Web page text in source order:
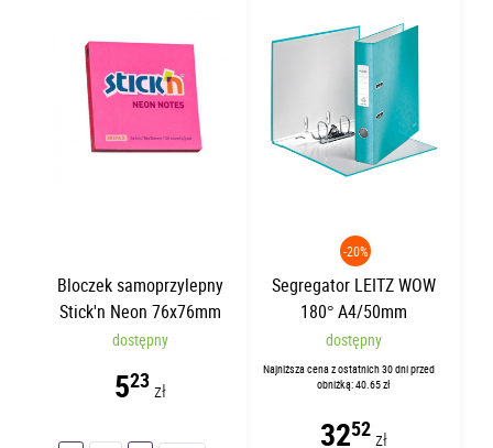
Bloczek samoprzylepny
Stick'n Neon 76x76mm
Ciemnoróżowy 21165
dostępny
523zł
-20%
Segregator LEITZ WOW
180° A4/50mm
Turkusowy 10060051
dostępny
Najniższa cena z ostatnich 30 dni przed
obniżką: 40.65 zł
3252zł